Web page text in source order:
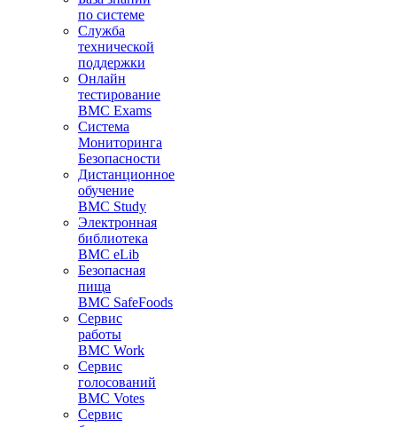
по системе
Служба
технической
поддержки
Онлайн
тестирование
BMC Exams
Система
Мониторинга
Безопасности
Дистанционное
обучение
BMC Study
Электронная
библиотека
BMC eLib
Безопасная
пища
BMC SafeFoods
Сервис
работы
BMC Work
Сервис
голосований
BMC Votes
Сервис